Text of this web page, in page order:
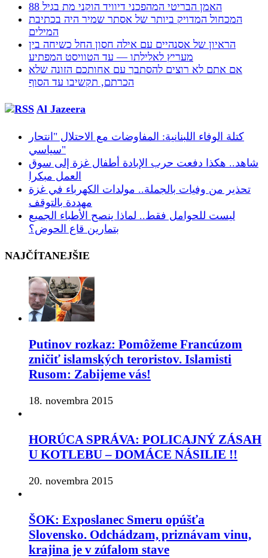
האמן הבריטי המהפכני דיוויד הוקני מת בגיל 88
המכחול המדויק ביותר של אסתר שמיר היה בכתיבת
המילים
הראיון של אסנהיים עם אילה חסון החל כשיחה בין
מעריץ לאלילתו — עד הטוויסט המפתיע
אם אתם לא רוצים להסתבך עם אחותכם הזונה שלא
הכרתם, תקשיבו עד הסוף
Al Jazeera
كتلة الوفاء اللبنانية: المفاوضات مع الاحتلال "انتحار
سياسي"
شاهد.. هكذا دفعت حرب الإبادة أطفال غزة إلى سوق
العمل مبكرا
تحذير من وفيات بالجملة.. مولدات الكهرباء في غزة
مهددة بالتوقف
ليست للحوامل فقط.. لماذا ينصح الأطباء الجميع
بتمارين قاع الحوض؟
NAJČÍTANEJŠIE
Putinov rozkaz: Pomôžeme Francúzom
zničiť islamských teroristov. Islamisti
Rusom: Zabijeme vás!
18. novembra 2015
HORÚCA SPRÁVA: POLICAJNÝ ZÁSAH
U KOTLEBU – DOMÁCE NÁSILIE !!
20. novembra 2015
ŠOK: Exposlanec Smeru opúšťa
Slovensko. Odchádzam, priznávam vinu,
krajina je v zúfalom stave